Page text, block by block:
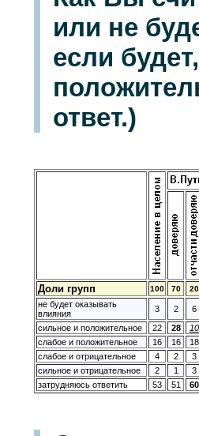
или не
если
ответ.)
Доли групп 100 70 20
не будет оказывать
влияния
3 2 6
сильное и положительное
22 28 10
слабое и положительное
16 16 18
слабое и отрицательное
4 2 3
сильное и отрицательное
2 1 3
затрудняюсь ответить
53 51 60